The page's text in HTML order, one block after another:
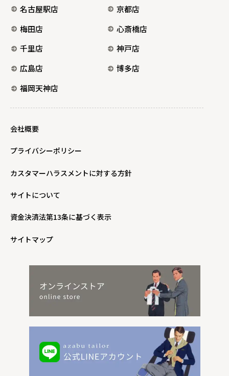
名古屋駅店
京都店
梅田店
心斎橋店
千里店
神戸店
広島店
博多店
福岡天神店
会社概要
プライバシーポリシー
カスタマーハラスメントに対する方針
サイトについて
資金決済法第13条に基づく表示
サイトマップ